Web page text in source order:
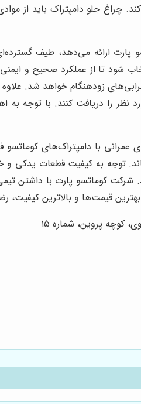
چراغ جلو دامپتراک باید از
پارت ارائه می‌دهد، طیف
شود تا از عملکرد صحیح و
زودهنگام خواهد شد.
نظر را دریافت کنند. با
با دامپتراک‌های
توجه به کیفیت قطعات یدکی
کوماتسو پارت با داشتن
قیمت‌ها و بالاترین کیفیت،
كوچه پروين، شماره ١٥